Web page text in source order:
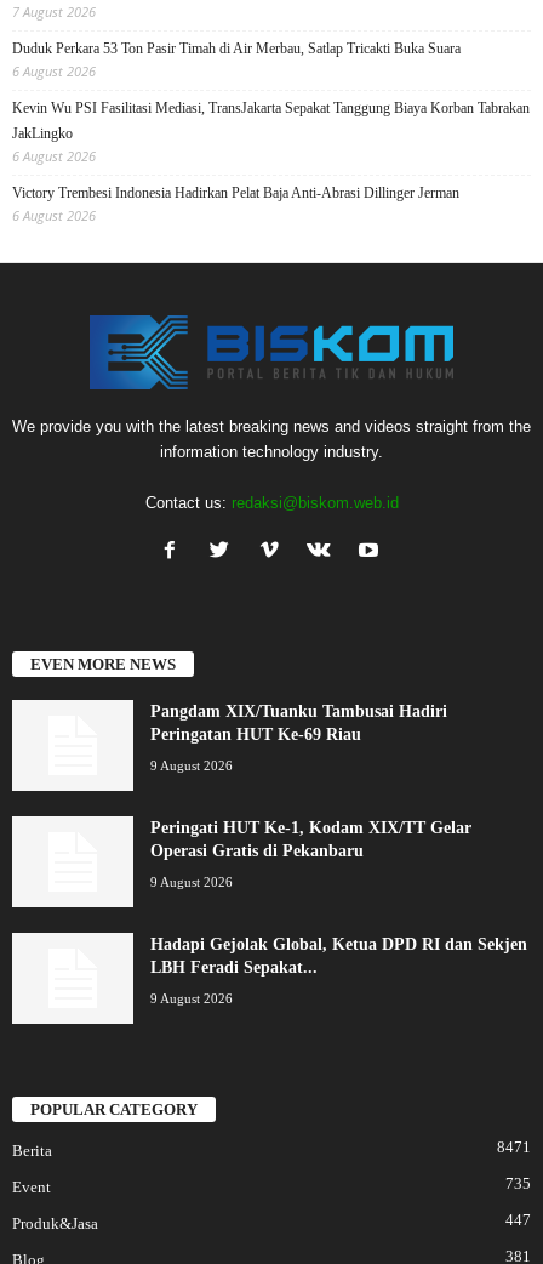
7 August 2026
Duduk Perkara 53 Ton Pasir Timah di Air Merbau, Satlap Tricakti Buka Suara
6 August 2026
Kevin Wu PSI Fasilitasi Mediasi, TransJakarta Sepakat Tanggung Biaya Korban Tabrakan
JakLingko
6 August 2026
Victory Trembesi Indonesia Hadirkan Pelat Baja Anti-Abrasi Dillinger Jerman
6 August 2026
We provide you with the latest breaking news and videos straight from the
information technology industry.
Contact us: redaksi@biskom.web.id
EVEN MORE NEWS
Pangdam XIX/Tuanku Tambusai Hadiri
Peringatan HUT Ke-69 Riau
9 August 2026
Peringati HUT Ke-1, Kodam XIX/TT Gelar
Operasi Gratis di Pekanbaru
9 August 2026
Hadapi Gejolak Global, Ketua DPD RI dan Sekjen
LBH Feradi Sepakat...
9 August 2026
POPULAR CATEGORY
Berita 8471
Event 735
Produk&Jasa 447
Blog 381